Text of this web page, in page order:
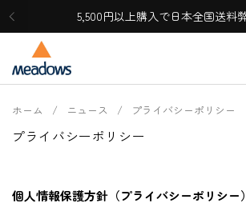
コンテンツへスキップ5,500円以上購入で日本全国送料
ホーム / ニュース / プライバシーポリシー
プライバシーポリシー
個人情報保護方針（プライバシーポリシー）